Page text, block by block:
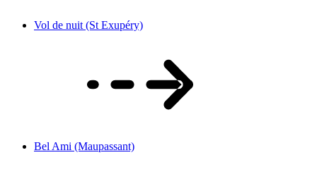
Vol de nuit (St Exupéry)
Bel Ami (Maupassant)